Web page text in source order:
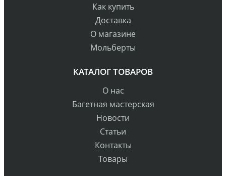
Как купить
Доставка
О магазине
Мольберты
КАТАЛОГ ТОВАРОВ
О нас
Багетная мастерская
Новости
Статьи
Контакты
Товары